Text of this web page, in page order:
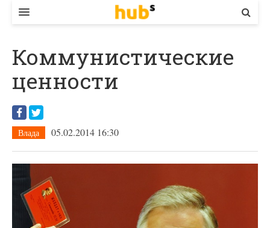
ЕКОНОМІКА
БІЗНЕС
СТАРТЕР
КОНТАКТИ
Коммунистические
ценности
Влада 05.02.2014 16:30